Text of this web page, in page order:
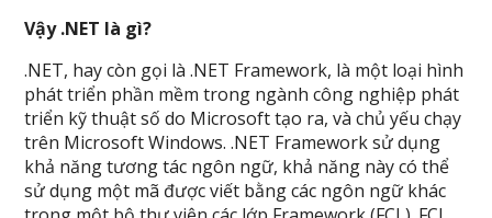
Vậy .NET là gì?
.NET, hay còn gọi là .NET Framework, là một loại hình
phát triển phần mềm trong ngành công nghiệp phát
triển kỹ thuật số do Microsoft tạo ra, và chủ yếu chạy
trên Microsoft Windows. .NET Framework sử dụng
khả năng tương tác ngôn ngữ, khả năng này có thể
sử dụng một mã được viết bằng các ngôn ngữ khác